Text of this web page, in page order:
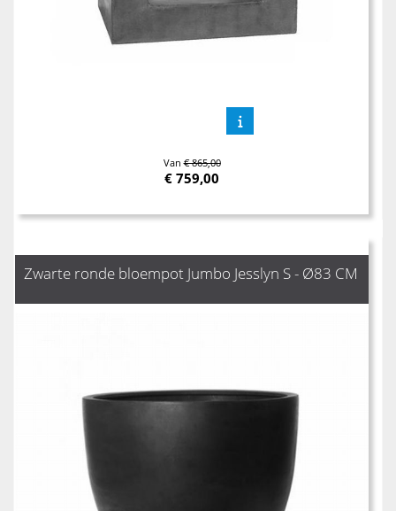
Van€ 865,00
€ 759,00
Zwarte ronde bloempot Jumbo Jesslyn S - Ø83 CM